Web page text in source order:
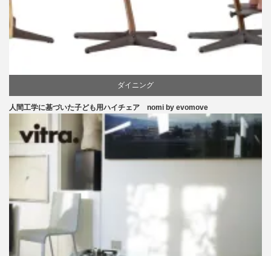
ダイニング
ピーター・オブスヴィック
椅子
人間工学に基づいた子ども用ハイチェア nomi by evomove